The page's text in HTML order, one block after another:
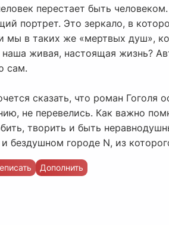
перестает быть
портрет. Это зеркало, в
мы в таких же «мертвых душ»,
живая, настоящая жизнь?
сам.
сказать, что роман
не перевелись. Как важно
творить и быть
бездушном городе N, из
Дополнить